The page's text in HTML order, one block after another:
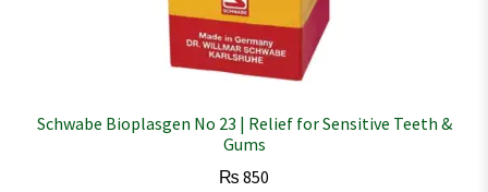
Schwabe Bioplasgen No 23 | Relief for Sensitive Teeth &
Gums
₨ 850